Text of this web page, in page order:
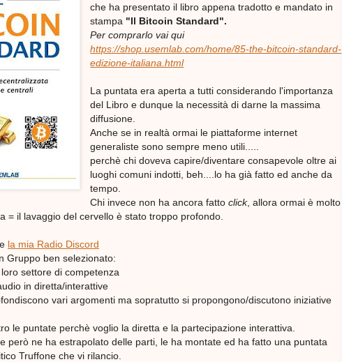
che ha presentato il libro appena tradotto e mandato in
stampa "Il Bitcoin Standard".
Per comprarlo vai qui
https://shop.usemlab.com/home/85-the-bitcoin-standard-
edizione-italiana.html
La puntata era aperta a tutti considerando l'importanza
del Libro e dunque la necessità di darne la massima
diffusione.
Anche se in realtà ormai le piattaforme internet
generaliste sono sempre meno utili.....
perchè chi doveva capire/diventare consapevole oltre ai
luoghi comuni indotti, beh....lo ha già fatto ed anche da
tempo.
Chi invece non ha ancora fatto click, allora ormai è molto
= il lavaggio del cervello è stato troppo profondo.
la mia Radio Discord
Gruppo ben selezionato:
settore di competenza
in diretta/interattive
vari argomenti ma sopratutto si propongono/discutono iniziative
le puntate perchè voglio la diretta e la partecipazione interattiva.
però ne ha estrapolato delle parti, le ha montate ed ha fatto una puntata
Truffone che vi rilancio.